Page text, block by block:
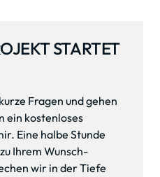
STARTET
Fragen und gehen
ein kostenloses
Eine halbe Stunde
Ihrem Wunsch-
wir in der Tiefe